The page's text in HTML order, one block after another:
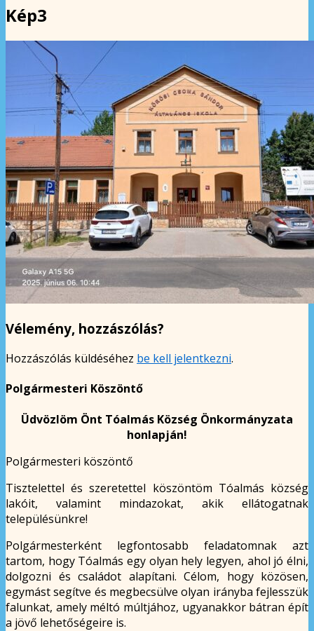
Kép3
Vélemény, hozzászólás?
Hozzászólás küldéséhez be kell jelentkezni.
Polgármesteri Köszöntő
Üdvözlöm Önt Tóalmás Község Önkormányzata
honlapján!
Polgármesteri köszöntő
Tisztelettel és szeretettel köszöntöm Tóalmás község
lakóit, valamint mindazokat, akik ellátogatnak
településünkre!
Polgármesterként legfontosabb feladatomnak azt
tartom, hogy Tóalmás egy olyan hely legyen, ahol jó élni,
dolgozni és családot alapítani. Célom, hogy közösen,
egymást segítve és megbecsülve olyan irányba fejlesszük
falunkat, amely méltó múltjához, ugyanakkor bátran épít
a jövő lehetőségeire is.